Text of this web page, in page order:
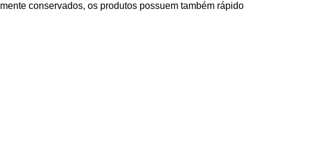
conservados, os produtos possuem também rápido